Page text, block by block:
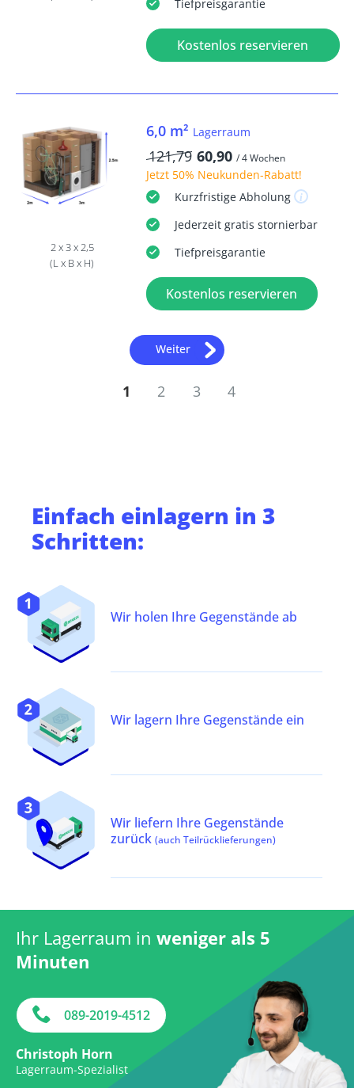
Tiefpreisgarantie
Kostenlos reservieren
2 x 3 x 2,5
(L x B x H)
6,0 m² Lagerraum
121,79 60,90 / 4 Wochen
Jetzt 50% Neukunden-Rabatt!
KurzfristigeAbholung
Jederzeit gratis stornierbar
Tiefpreisgarantie
Kostenlos reservieren
Weiter
1 2 3 4
Einfach einlagern in 3
Schritten:
Wir holen Ihre Gegenstände ab
Wir lagern Ihre Gegenstände ein
Wir liefern Ihre Gegenstände
zurück (auch Teilrücklieferungen)
Ihr Lagerraum in weniger als 5
Minuten
089-2019-4512
Christoph Horn
Lagerraum-Spezialist